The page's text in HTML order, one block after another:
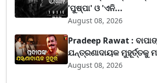
'ପୁଷ୍ପା' ଓ 'ଏନି...
August 08, 2026
Pradeep Rawat :
ଯନ୍ତ୍ରଣାଦାୟକ ମୁହୂର୍ତ୍ତକୁ
August 08, 2026